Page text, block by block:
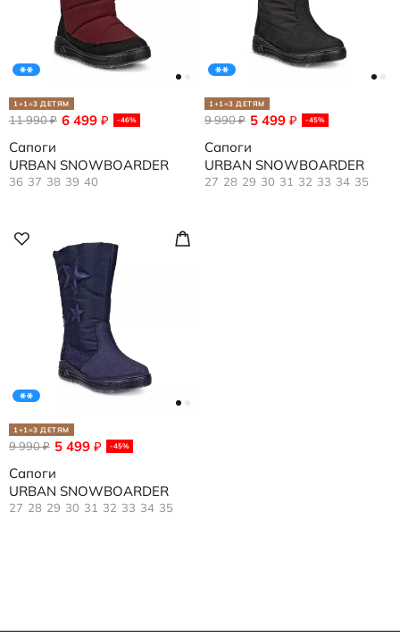
1+1=3 ДЕТЯМ
6 499 ₽ -46%
11 990₽
Сапоги
URBAN SNOWBOARDER
36 37 38 39 40
1+1=3 ДЕТЯМ
5 499 ₽ -45%
9 990₽
Сапоги
URBAN SNOWBOARDER
27 28 29 30 31 32 33 34 35
1+1=3 ДЕТЯМ
5 499 ₽ -45%
9 990₽
Сапоги
URBAN SNOWBOARDER
27 28 29 30 31 32 33 34 35